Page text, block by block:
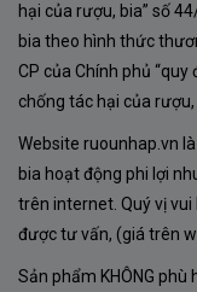
rượu đã gây ấn
mang đến cảm
– màu sắc thường
Hương thơm
Về
hương thơm ,
mùi hương hài hòa
hại của rượu, bia” số
bia theo hình thức
CP của Chính phủ
chống tác hại của rượu,
Website ruounhap.vn
bia hoạt động phi lợi
trên internet. Quý vị
được tư vấn, (giá trên
Sản phẩm KHÔNG